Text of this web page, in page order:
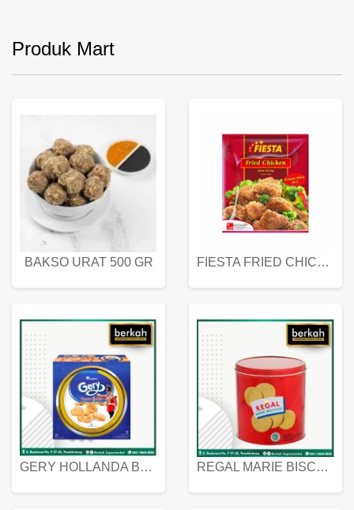
Produk Mart
BAKSO URAT 500 GR FIESTA FRIED CHICKEN 500 GR
GERY HOLLANDA BUTTER COOKIES 450 GRAM REGAL MARIE BISCUIT KALENG 550 GRAM